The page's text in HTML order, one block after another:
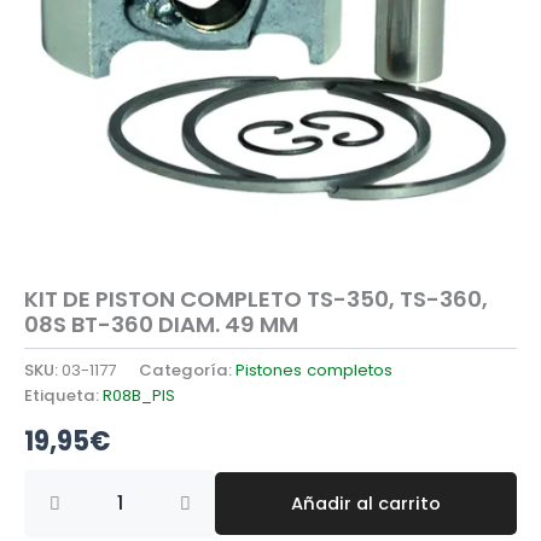
KIT DE PISTON COMPLETO TS-350, TS-360,
08S BT-360 DIAM. 49 MM
SKU: 03-1177 Categoría:Pistones completos
Etiqueta:R08B_PIS
19,95€
Añadir al carrito